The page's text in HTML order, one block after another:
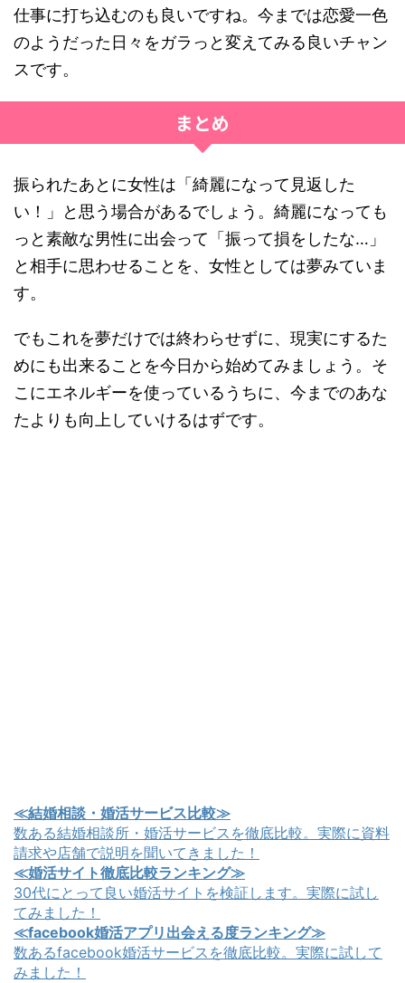
仕事に打ち込むのも良いですね。今までは恋愛一色
のようだった日々をガラっと変えてみる良いチャン
スです。
まとめ
振られたあとに女性は「綺麗になって見返した
い！」と思う場合があるでしょう。綺麗になっても
っと素敵な男性に出会って「振って損をしたな…」
と相手に思わせることを、女性としては夢みていま
す。
でもこれを夢だけでは終わらせずに、現実にするた
めにも出来ることを今日から始めてみましょう。そ
こにエネルギーを使っているうちに、今までのあな
たよりも向上していけるはずです。
≪結婚相談・婚活サービス比較≫
数ある結婚相談所・婚活サービスを徹底比較。実際に資料
請求や店舗で説明を聞いてきました！
≪婚活サイト徹底比較ランキング≫
30代にとって良い婚活サイトを検証します。実際に試し
てみました！
≪facebook婚活アプリ出会える度ランキング≫
数あるfacebook婚活サービスを徹底比較。実際に試して
みました！